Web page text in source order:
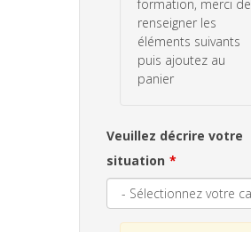
formation, merci de
renseigner les
éléments suivants
puis ajoutez au
panier
Veuillez décrire votre
situation